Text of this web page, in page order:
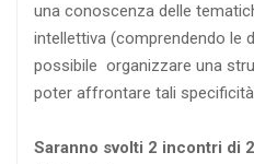
una conoscenza delle
intellettiva (comprendendo le
possibile organizzare una
poter affrontare tali
Saranno svolti 2 incontri di